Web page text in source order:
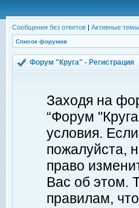
Сообщения без ответов | Активные темы
Список форумов
Форум "Круга" - Регистрация
Заходя на
“Форум
условия.
пожалуйста,
право
Вас об этом.
правилам,